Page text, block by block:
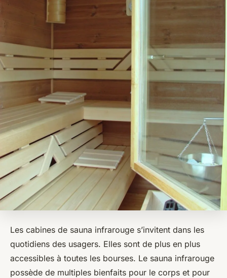
Les cabines de sauna infrarouge s’invitent dans les
quotidiens des usagers. Elles sont de plus en plus
accessibles à toutes les bourses. Le sauna infrarouge
possède de multiples bienfaits pour le corps et pour